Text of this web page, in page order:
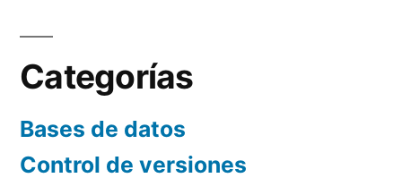
Categorías
Bases de datos
Control de versiones